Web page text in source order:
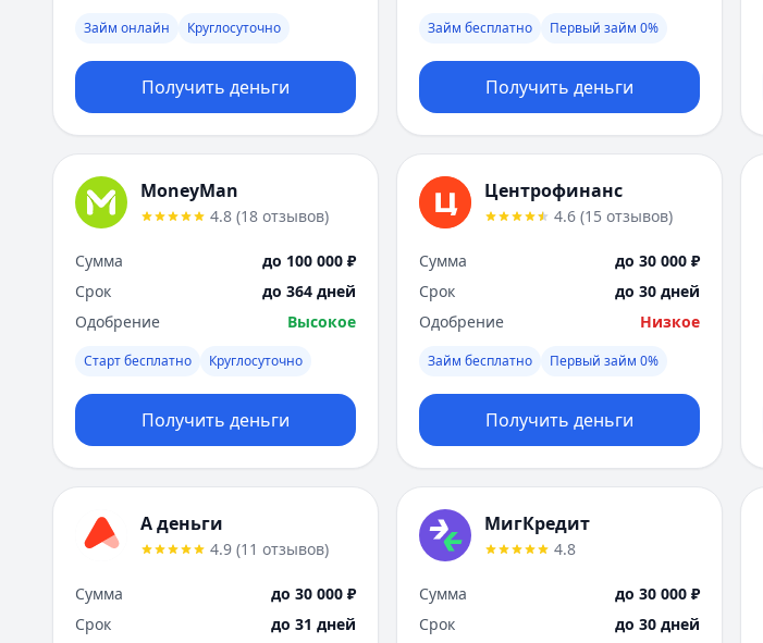
Займ онлайн Круглосуточно
Получить деньги
Займ бесплатно Первый займ 0%
Получить деньги
MoneyMan
4.8 (18 отзывов)
Сумма
до 100 000 ₽
Срок
до 364 дней
Одобрение
Высокое
Старт бесплатно Круглосуточно
Получить деньги
Центрофинанс
4.6 (15 отзывов)
Сумма
до 30 000 ₽
Срок
до 30 дней
Одобрение
Низкое
Займ бесплатно Первый займ 0%
Получить деньги
А деньги
4.9 (11 отзывов)
Сумма
до 30 000 ₽
Срок
до 31 дней
МигКредит
4.8
Сумма
до 30 000 ₽
Срок
до 30 дней